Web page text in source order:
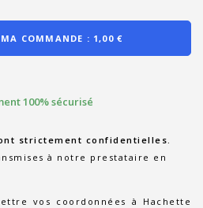
MA COMMANDE : 1,00 €
100% sécurisé
strictement confidentielles.
à notre prestataire en
vos coordonnées à Hachette